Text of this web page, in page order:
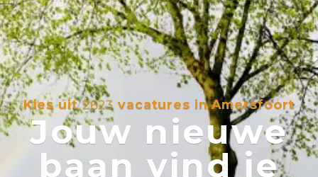
Kies uit2623 vacatures in Amersfoort
Jouw nieuwe
baan vind je
Nieuwsbrief feed